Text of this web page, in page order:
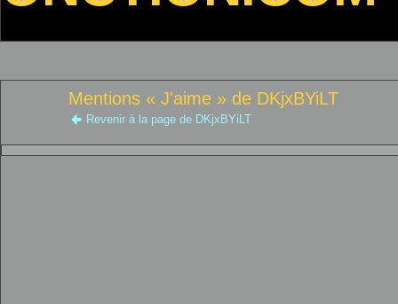
Mentions « J'aime » de DKjxBYiLT
Revenir à la page de DKjxBYiLT